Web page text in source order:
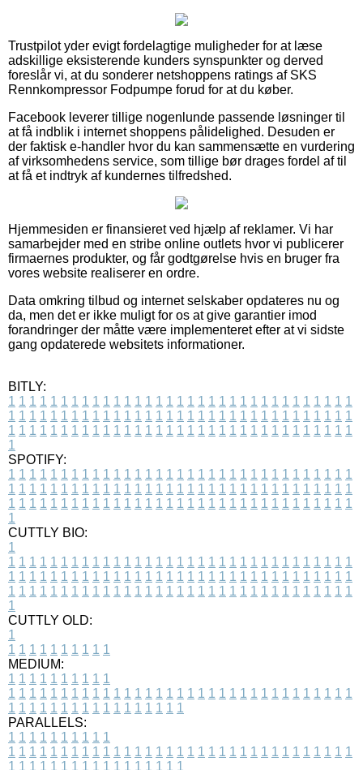
Trustpilot yder evigt fordelagtige muligheder for at læse
adskillige eksisterende kunders synspunkter og derved
foreslår vi, at du sonderer netshoppens ratings af SKS
Rennkompressor Fodpumpe forud for at du køber.
Facebook leverer tillige nogenlunde passende løsninger til
at få indblik i internet shoppens pålidelighed. Desuden er
der faktisk e-handler hvor du kan sammensætte en vurdering
af virksomhedens service, som tillige bør drages fordel af til
at få et indtryk af kundernes tilfredshed.
Hjemmesiden er finansieret ved hjælp af reklamer. Vi har
samarbejder med en stribe online outlets hvor vi publicerer
firmaernes produkter, og får godtgørelse hvis en bruger fra
vores website realiserer en ordre.
Data omkring tilbud og internet selskaber opdateres nu og
da, men det er ikke muligt for os at give garantier imod
forandringer der måtte være implementeret efter at vi sidste
gang opdaterede websitets informationer.
BITLY:
1 1 1 1 1 1 1 1 1 1 1 1 1 1 1 1 1 1 1 1 1 1 1 1 1 1 1 1 1 1 1 1 1
1 1 1 1 1 1 1 1 1 1 1 1 1 1 1 1 1 1 1 1 1 1 1 1 1 1 1 1 1 1 1 1 1
1 1 1 1 1 1 1 1 1 1 1 1 1 1 1 1 1 1 1 1 1 1 1 1 1 1 1 1 1 1 1 1 1
1
SPOTIFY:
1 1 1 1 1 1 1 1 1 1 1 1 1 1 1 1 1 1 1 1 1 1 1 1 1 1 1 1 1 1 1 1 1
1 1 1 1 1 1 1 1 1 1 1 1 1 1 1 1 1 1 1 1 1 1 1 1 1 1 1 1 1 1 1 1 1
1 1 1 1 1 1 1 1 1 1 1 1 1 1 1 1 1 1 1 1 1 1 1 1 1 1 1 1 1 1 1 1 1
1
CUTTLY BIO:
1
1 1 1 1 1 1 1 1 1 1 1 1 1 1 1 1 1 1 1 1 1 1 1 1 1 1 1 1 1 1 1 1 1
1 1 1 1 1 1 1 1 1 1 1 1 1 1 1 1 1 1 1 1 1 1 1 1 1 1 1 1 1 1 1 1 1
1 1 1 1 1 1 1 1 1 1 1 1 1 1 1 1 1 1 1 1 1 1 1 1 1 1 1 1 1 1 1 1 1
1
CUTTLY OLD:
1
1 1 1 1 1 1 1 1 1 1
MEDIUM:
1 1 1 1 1 1 1 1 1 1
1 1 1 1 1 1 1 1 1 1 1 1 1 1 1 1 1 1 1 1 1 1 1 1 1 1 1 1 1 1 1 1 1
1 1 1 1 1 1 1 1 1 1 1 1 1 1 1 1 1
PARALLELS:
1 1 1 1 1 1 1 1 1 1
1 1 1 1 1 1 1 1 1 1 1 1 1 1 1 1 1 1 1 1 1 1 1 1 1 1 1 1 1 1 1 1 1
1 1 1 1 1 1 1 1 1 1 1 1 1 1 1 1 1